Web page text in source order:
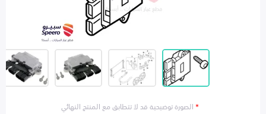
*الصورة توضيحية قد لا تتطابق مع المنتج النهائي